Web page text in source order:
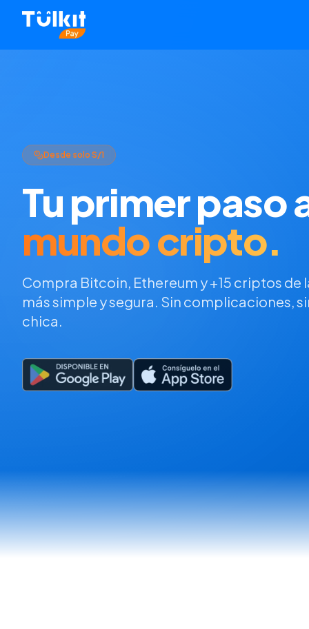
Desde solo S/1
Tu primer paso
mundo cripto.
Compra Bitcoin, Ethereum y +15 criptos de
más simple y segura. Sin complicaciones,
chica.